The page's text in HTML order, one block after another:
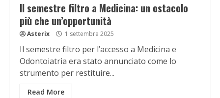
Il semestre filtro a Medicina: un ostacolo
più che un’opportunità
Asterix 1 settembre 2025
Il semestre filtro per l’accesso a Medicina e
Odontoiatria era stato annunciato come lo
strumento per restituire...
Read More